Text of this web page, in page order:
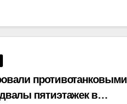
противотанковыми
пятиэтажек в